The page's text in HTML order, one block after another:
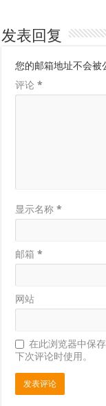
发表回复
您的邮箱地址不会被
评论*
显示名称*
邮箱*
网站
在此浏览器中保
下次评论时使用。